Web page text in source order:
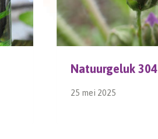
Natuurgeluk 304
25 mei 2025